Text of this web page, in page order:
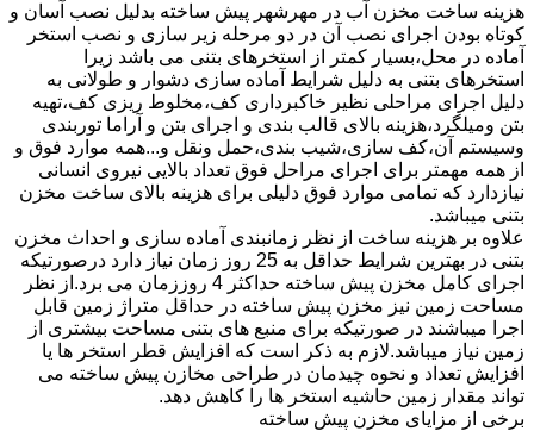
هزینه ساخت مخزن آب در مهرشهر پیش ساخته بدلیل نصب آسان و
کوتاه بودن اجرای نصب آن در دو مرحله زیر سازی و نصب استخر
آماده در محل،بسیار کمتر از استخرهای بتنی می باشد زیرا
استخرهای بتنی به دلیل شرایط آماده سازی دشوار و طولانی به
دلیل اجرای مراحلی نظیر خاکبرداری کف،مخلوط ریزی کف،تهیه
بتن ومیلگرد،هزینه بالای قالب بندی و اجرای بتن و آراما توربندی
وسیستم آن،کف سازی،شیب بندی،حمل ونقل و...همه موارد فوق و
از همه مهمتر برای اجرای مراحل فوق تعداد بالایی نیروی انسانی
نیازدارد که تمامی موارد فوق دلیلی برای هزینه بالای ساخت مخزن
بتنی میباشد.
علاوه بر هزینه ساخت از نظر زمانبندی آماده سازی و احداث مخزن
بتنی در بهترین شرایط حداقل به 25 روز زمان نیاز دارد درصورتیکه
اجرای کامل مخزن پیش ساخته حداکثر 4 روززمان می برد.از نظر
مساحت زمین نیز مخزن پیش ساخته در حداقل متراژ زمین قابل
اجرا میباشند در صورتیکه برای منبع های بتنی مساحت بیشتری از
زمین نیاز میباشد.لازم به ذکر است که افزایش قطر استخر ها یا
افزایش تعداد و نحوه چیدمان در طراحی مخازن پیش ساخته می
تواند مقدار زمین حاشیه استخر ها را کاهش دهد.
برخی از مزایای مخزن پیش ساخته